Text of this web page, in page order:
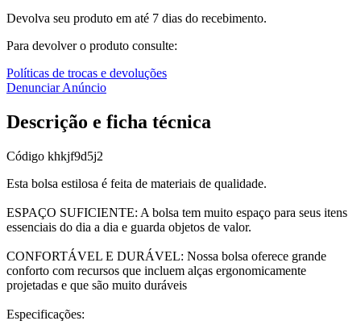
Devolva seu produto em até 7 dias do recebimento.
Para devolver o produto consulte:
Políticas de trocas e devoluções
Denunciar Anúncio
Descrição e ficha técnica
Código khkjf9d5j2
Esta bolsa estilosa é feita de materiais de qualidade.
ESPAÇO SUFICIENTE: A bolsa tem muito espaço para seus itens
essenciais do dia a dia e guarda objetos de valor.
CONFORTÁVEL E DURÁVEL: Nossa bolsa oferece grande
conforto com recursos que incluem alças ergonomicamente
projetadas e que são muito duráveis
Especificações: